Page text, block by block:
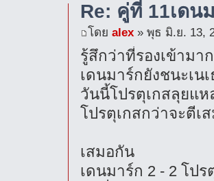
Re: คู่ที่ 11เดน
โดยalex » พุธ มิ.ย. 13,
รู้สึกว่าที่รองเข้ามา
เดนมาร์กยังชนะเน
วันนี้โปรตุเกสลุยแ
โปรตุเกสกว่าจะตี
เสมอกัน
เดนมาร์ก 2 - 2 โปร